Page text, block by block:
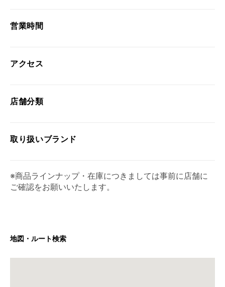
営業時間
アクセス
店舗分類
取り扱いブランド
※商品ラインナップ・在庫につきましては事前に店舗に
ご確認をお願いいたします。
地図・ルート検索